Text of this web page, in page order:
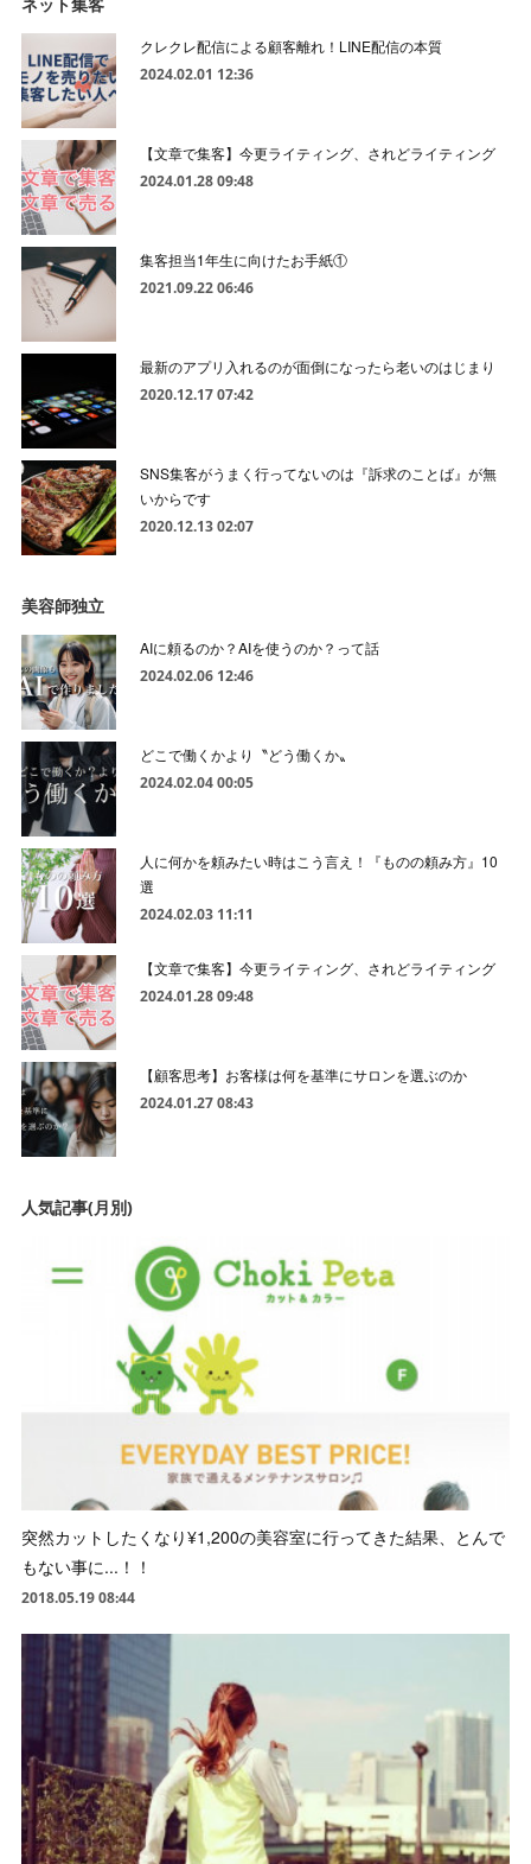
クレクレ配信による顧客離れ！LINE配信の本質
2024.02.01 12:36
【文章で集客】今更ライティング、されどライティング
2024.01.28 09:48
集客担当1年生に向けたお手紙①
2021.09.22 06:46
最新のアプリ入れるのが面倒になったら老いのはじまり
2020.12.17 07:42
SNS集客がうまく行ってないのは『訴求のことば』が無
いからです
2020.12.13 02:07
美容師独立
AIに頼るのか？AIを使うのか？って話
2024.02.06 12:46
どこで働くかより〝どう働くか〟
2024.02.04 00:05
人に何かを頼みたい時はこう言え！『ものの頼み方』10
選
2024.02.03 11:11
【文章で集客】今更ライティング、されどライティング
2024.01.28 09:48
【顧客思考】お客様は何を基準にサロンを選ぶのか
2024.01.27 08:43
人気記事(月別)
突然カットしたくなり¥1,200の美容室に行ってきた結果、とんで
もない事に...！！
2018.05.19 08:44